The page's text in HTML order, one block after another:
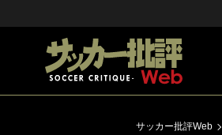
サッカー批評Web